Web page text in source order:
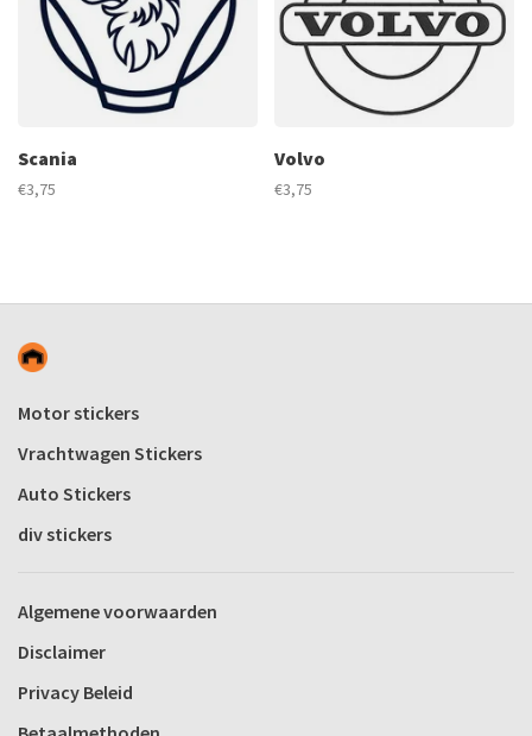
Scania
€3,75
Volvo
€3,75
Motor stickers
Vrachtwagen Stickers
Auto Stickers
div stickers
Algemene voorwaarden
Disclaimer
Privacy Beleid